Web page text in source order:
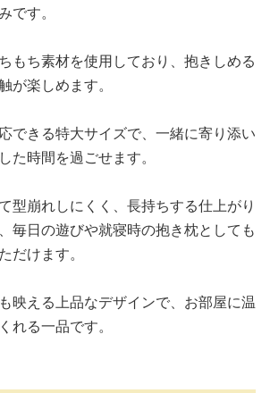
です。
もち素材を使用しており、抱きしめる
が楽しめます。
できる特大サイズで、一緒に寄り添い
た時間を過ごせます。
型崩れしにくく、長持ちする仕上がり
毎日の遊びや就寝時の抱き枕としても
だけます。
映える上品なデザインで、お部屋に温
れる一品です。